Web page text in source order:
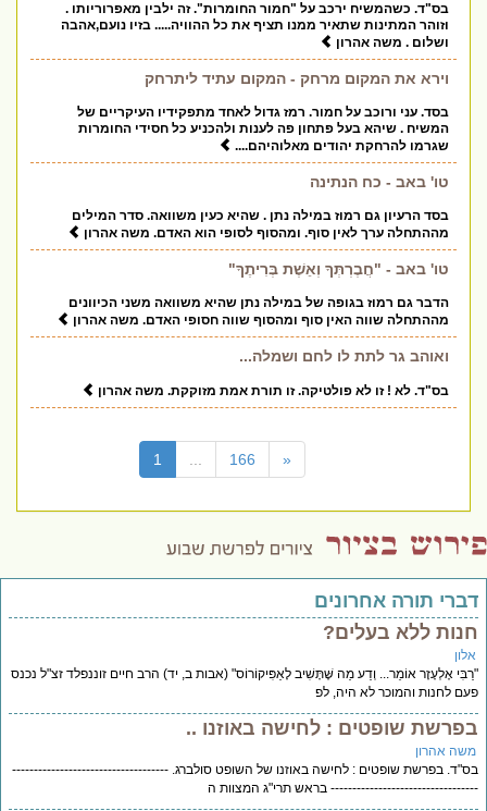
בס"ד. כשהמשיח ירכב על "חמור החומרות". זה ילבין מאפרוריותו .
וזוהר המתינות שתאיר ממנו תציף את כל ההוויה..... בזיו נועם,אהבה
ושלום . משה אהרון
וירא את המקום מרחק - המקום עתיד ליתרחק
בסד. עני ורוכב על חמור. רמז גדול לאחד מתפקידיו העיקריים של
המשיח . שיהא בעל פתחון פה לענות ולהכניע כל חסידי החומרות
שגרמו להרחקת יהודים מאלוהיהם....
טו' באב - כח הנתינה
בסד הרעיון גם רמוז במילה נתן . שהיא כעין משוואה. סדר המילים
מההתחלה ערך לאין סוף. ומהסוף לסופי הוא האדם. משה אהרון
טו' באב - "חֲבֶרְתְּךָ וְאֵשֶׁת בְּרִיתֶךָ"
הדבר גם רמוז בגופה של במילה נתן שהיא משוואה משני הכיוונים
מההתחלה שווה האין סוף ומהסוף שווה חסופי האדם. משה אהרון
ואוהב גר לתת לו לחם ושמלה...
בס"ד. לא ! זו לא פולטיקה. זו תורת אמת מזוקקת. משה אהרון
1 166 «
דברי תורה אחרונים
חנות ללא בעלים?
אלון
"רַבִּי אֶלְעָזָר אוֹמֵר... וְדַע מַה שֶּׁתָּשִׁיב לָאַפִּיקוֹרוֹס" (אבות ב, יד) הרב חיים זוננפלד זצ"ל נכנס
פעם לחנות והמוכר לא היה, לפ
בפרשת שופטים : לחישה באוזנו ..
משה אהרון
בס"ד. בפרשת שופטים : לחישה באוזנו של השופט סולברג. ------------------------------------
---------------------------------- בראש תרי"ג המצוות ה